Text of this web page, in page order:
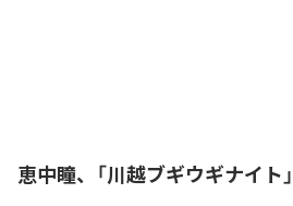
恵中瞳、「川越ブギウギナイト